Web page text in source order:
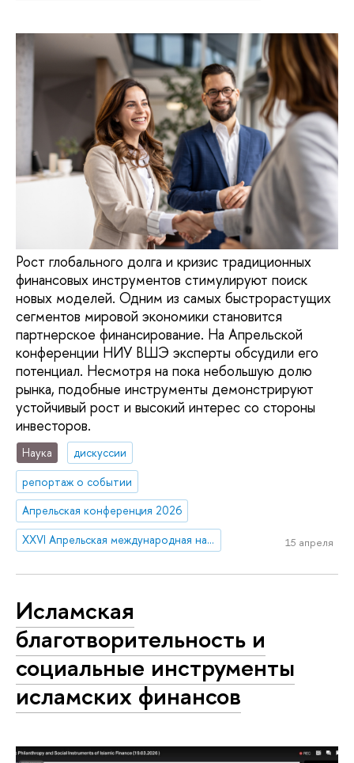
Рост глобального долга и кризис традиционных
финансовых инструментов стимулируют поиск
новых моделей. Одним из самых быстрорастущих
сегментов мировой экономики становится
партнерское финансирование. На Апрельской
конференции НИУ ВШЭ эксперты обсудили его
потенциал. Несмотря на пока небольшую долю
рынка, подобные инструменты демонстрируют
устойчивый рост и высокий интерес со стороны
инвесторов.
Наука
дискуссии
репортаж о событии
Апрельская конференция 2026
XXVI Апрельская международная научная конференция имени Е.Г. Ясина
15 апреля
Исламская
благотворительность и
социальные инструменты
исламских финансов